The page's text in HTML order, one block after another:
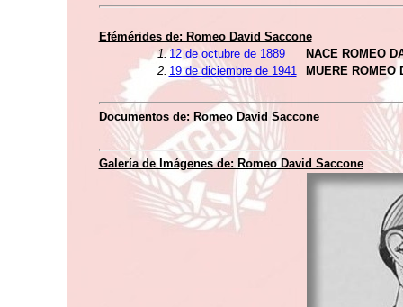
Efémérides de: Romeo David Saccone
1.12 de octubre de 1889
NACE ROMEO
2. 19 de diciembre de 1941 MUERE ROMEO
Documentos de: Romeo David Saccone
Galería de Imágenes de: Romeo David Saccone